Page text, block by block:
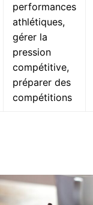
performances
athlétiques,
gérer la
pression
compétitive,
préparer des
compétitions